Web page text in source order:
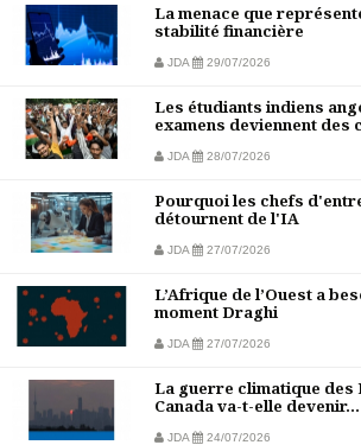
La menace que
stabilité financière
JDA 29/07/2026
Les étudiants indiens
examens deviennent des
JDA 28/07/2026
Pourquoi les chefs
détournent de l'IA
JDA 27/07/2026
L’Afrique de l’Ouest a
moment Draghi
JDA 27/07/2026
La guerre climatique des
Canada va-t-elle devenir...
JDA 24/07/2026